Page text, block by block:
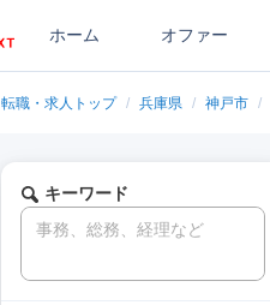
ホーム オファー
転職・求人トップ / 兵庫県 / 神戸市 /
キーワード